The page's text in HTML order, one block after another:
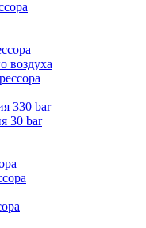
воздуха
330 bar
30 bar